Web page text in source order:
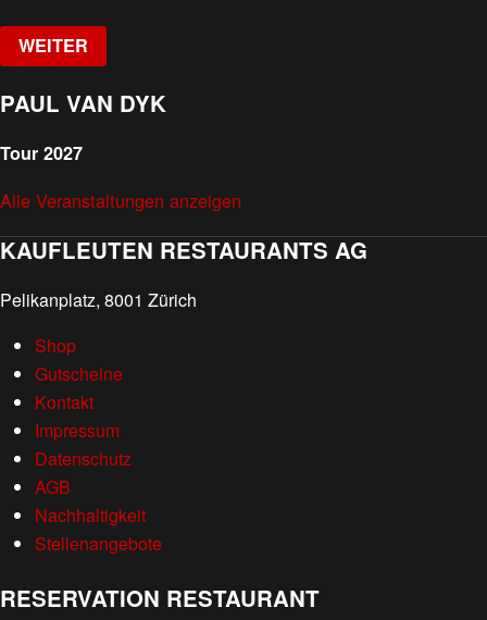
WEITER
PAUL VAN DYK
Tour 2027
Alle Veranstaltungen anzeigen
KAUFLEUTEN RESTAURANTS AG
Pelikanplatz, 8001 Zürich
Shop
Gutscheine
Kontakt
Impressum
Datenschutz
AGB
Nachhaltigkeit
Stellenangebote
RESERVATION RESTAURANT